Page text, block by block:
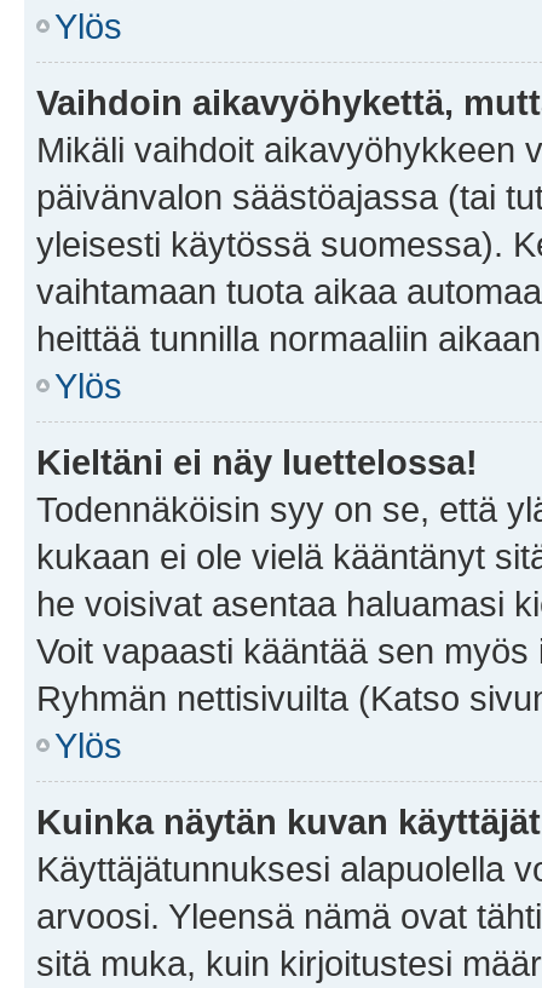
Ylös
Vaihdoin aikavyöhykettä,
Mikäli vaihdoit aikavyöhykkeen
päivänvalon säästöajassa (tai
yleisesti käytössä suomessa).
vaihtamaan tuota aikaa
heittää tunnilla normaaliin
Ylös
Kieltäni ei näy luettelossa!
Todennäköisin syy on se, että
kukaan ei ole vielä kääntänyt
he voisivat asentaa haluamasi
Voit vapaasti kääntää sen
Ryhmän nettisivuilta (Katso
Ylös
Kuinka näytän kuvan
Käyttäjätunnuksesi alapuolella
arvoosi. Yleensä nämä ovat
sitä muka, kuin kirjoitustesi